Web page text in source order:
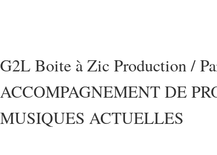
G2L Boite à Zic Production /
ACCOMPAGNEMENT DE
MUSIQUES ACTUELLES